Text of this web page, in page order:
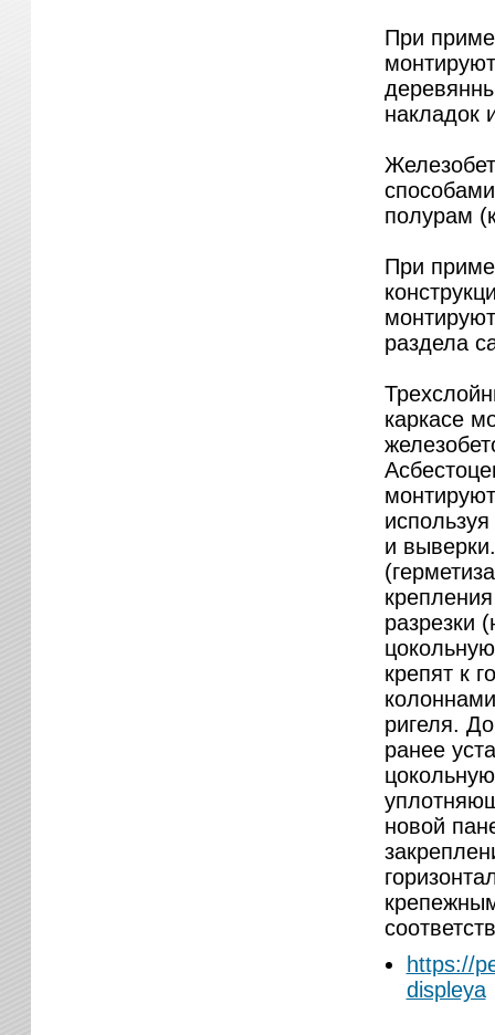
При
накладок
полурам
При
раздела
каркасе
и
разрезки
крепят к
ригеля.
ранее
новой
https://
displeya